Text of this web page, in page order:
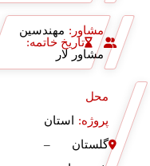
مشاور: مهندسین
مشاور لار
تاریخ خاتمه:
محل
پروژه:
استان
گلستان –